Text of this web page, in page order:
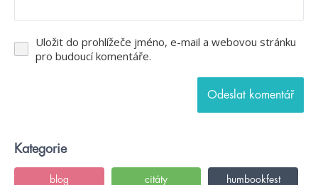
Uložit do prohlížeče jméno, e-mail a webovou stránku
pro budoucí komentáře.
Kategorie
blog citáty humbookfest